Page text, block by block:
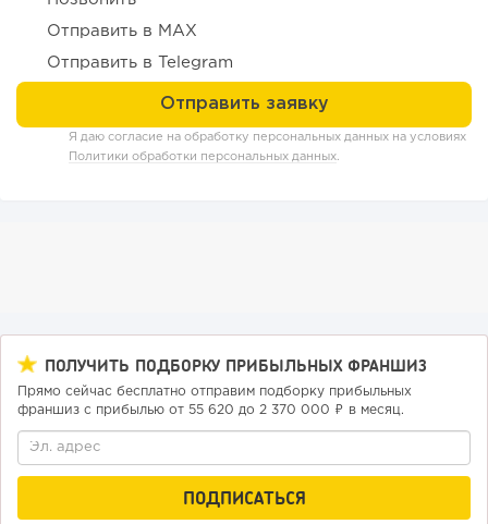
Конференции августа 2026: лучшие мероприятия месяца
240 17
Прокат квадроциклов: инвестиции 2 млн рублей,
прибыль 300 тысяч...
Отправить в MAX
Отправить в Telegram
Я даю согласие на обработку персональных данных на условиях
Политики обработки персональных данных.
ПОЛУЧИТЬ ПОДБОРКУ ПРИБЫЛЬНЫХ ФРАНШИЗ
Прямо сейчас бесплатно отправим подборку прибыльных
франшиз с прибылью от 55 620 до 2 370 000 ₽ в месяц.